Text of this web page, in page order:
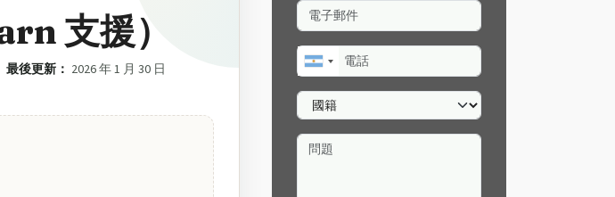
支援）
最後更新： 2026 年 1 月 30 日
電子郵件
電話
國籍
問題